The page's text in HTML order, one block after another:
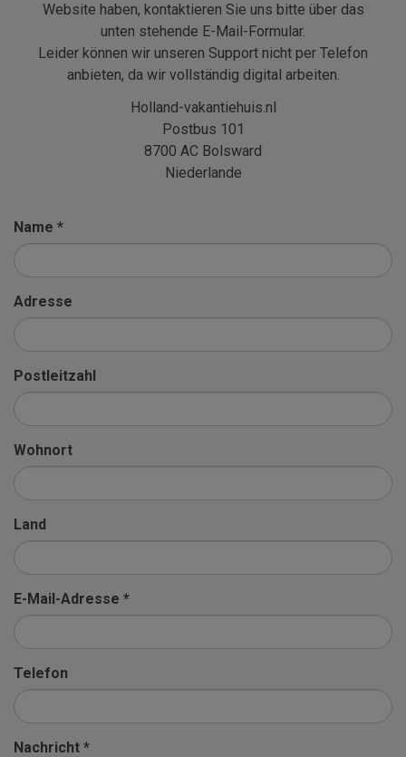
Website haben, kontaktieren Sie uns bitte über das
unten stehende E-Mail-Formular.
Leider können wir unseren Support nicht per Telefon
anbieten, da wir vollständig digital arbeiten.
Holland-vakantiehuis.nl
Postbus 101
8700 AC Bolsward
Niederlande
Name *
Adresse
Postleitzahl
Wohnort
Land
E-Mail-Adresse *
Telefon
Nachricht *